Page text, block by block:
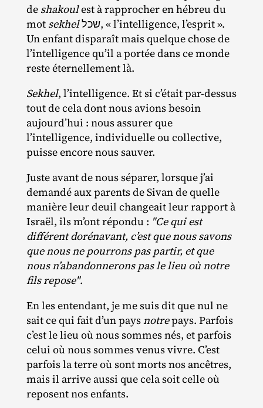
de shakoulest à rapprocher en hébreu du
motsekhelשכל, « l’intelligence, l’esprit ».
Un enfant disparaît mais quelque chose de
l’intelligence qu’il a portée dans ce monde
reste éternellement là.
Sekhel, l’intelligence. Et si c’était par‐​dessus
tout de cela dont nous avions besoin
aujourd’hui : nous assurer que
l’intelligence, individuelle ou collective,
puisse encore nous sauver.
Juste avant de nous séparer, lorsque j’ai
demandé aux parents de Sivan de quelle
manière leur deuil changeait leur rapport à
Israël, ils m’ont répondu : "Ce qui est
différent dorénavant, c’est que nous savons
que nous ne pourrons pas partir, et que
nous n’abandonnerons pas le lieu où notre
fils repose".
En les entendant, je me suis dit que nul ne
sait ce qui fait d’un paysnotrepays. Parfois
c’est le lieu où nous sommes nés, et parfois
celui où nous sommes venus vivre. C’est
parfois la terre où sont morts nos ancêtres,
mais il arrive aussi que cela soit celle où
reposent nos enfants.